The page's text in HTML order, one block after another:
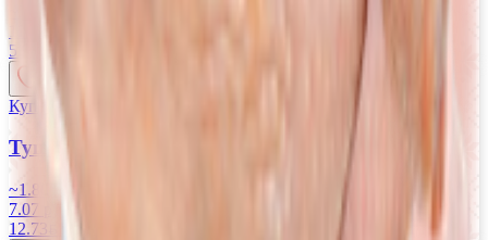
~500 г
11.90 руб/кг
5.95
BYNBYN
Купляйце Беларускае
Тушка ЦБ «Петруха» 1-го сорта
~1.800 кг
7.07 руб/кг
12.73